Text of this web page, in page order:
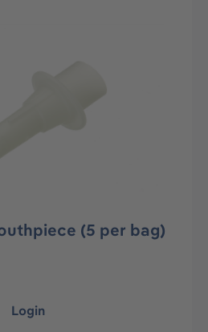
(5 per bag)
Login